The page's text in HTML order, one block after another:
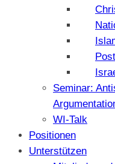
Seminar:
WI-Talk
Positionen
Unterstützen